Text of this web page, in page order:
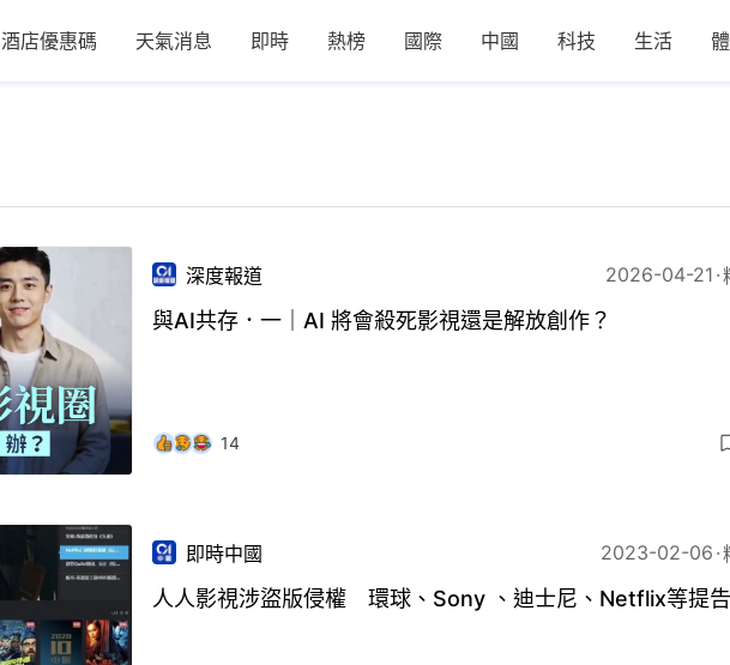
酒店優惠碼 天氣消息 即時 熱榜 國際 中國 科技 生活
深度報道 2026-04-21
與AI共存．一｜AI 將會殺死影視還是解放創作？
14
即時中國 2023-02-06
人人影視涉盜版侵權 環球、Sony 、迪士尼、Netflix等提告